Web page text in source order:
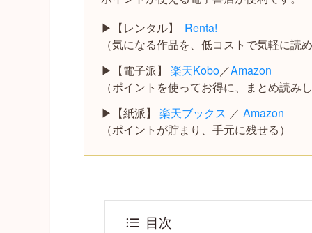
▶【レンタル】
Renta!
（気になる作品を、低コストで気軽に読め
▶【電子派】 楽天Kobo／Amazon
（ポイントを使ってお得に、まとめ読みし
▶【紙派】 楽天ブックス ／ Amazon
（ポイントが貯まり、手元に残せる）
目次